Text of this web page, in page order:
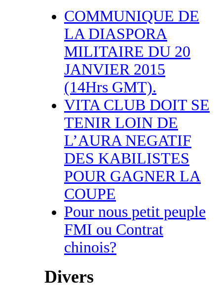
COMMUNIQUE DE
LA DIASPORA
MILITAIRE DU 20
JANVIER 2015
(14Hrs GMT).
VITA CLUB DOIT SE
TENIR LOIN DE
L’AURA NEGATIF
DES KABILISTES
POUR GAGNER LA
COUPE
Pour nous petit peuple
FMI ou Contrat
chinois?
Divers